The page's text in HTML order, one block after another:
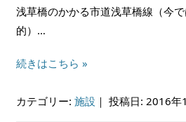
浅草橋のかかる市道浅草橋線（今
的）…
続きはこちら »
カテゴリー:施設 ｜投稿日: 2016年